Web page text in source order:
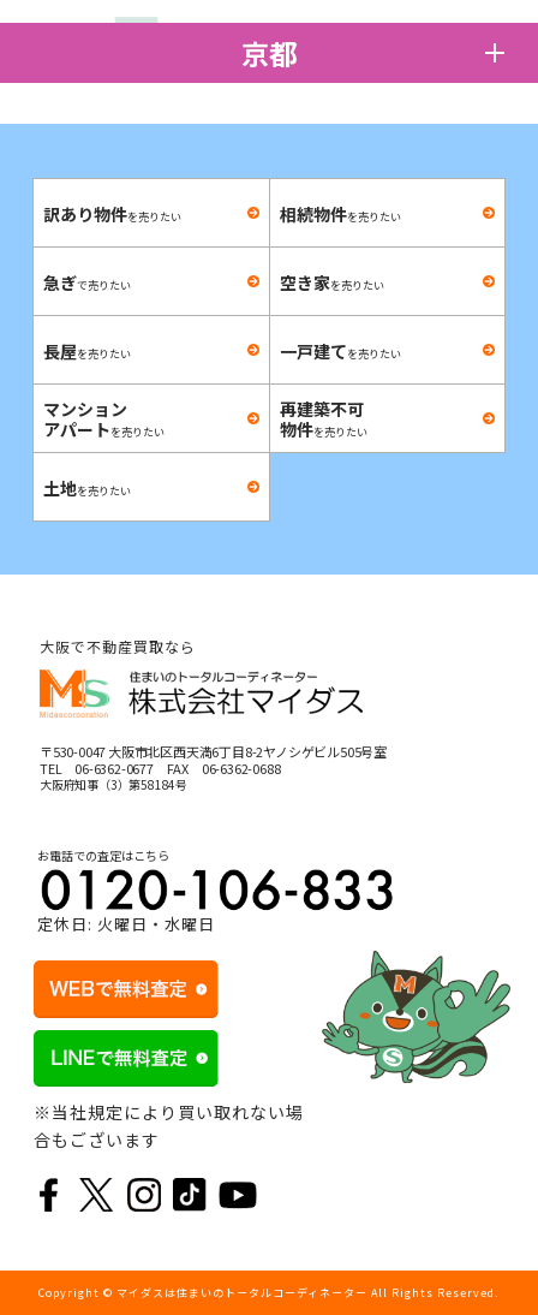
京都
訳あり物件を売りたい 相続物件を売りたい
急ぎで売りたい 空き家を売りたい
長屋を売りたい 一戸建てを売りたい
マンション
アパートを売りたい
再建築不可
物件を売りたい
土地を売りたい
大阪で不動産買取なら
〒530-0047 大阪市北区西天満6丁目8-2ヤノシゲビル505号室
TEL 06-6362-0677FAX 06-6362-0688
大阪府知事（3）第58184号
お電話での査定はこちら
定休日: 火曜日・水曜日
※当社規定により買い取れない場
合もございます
Copyright © マイダスは住まいのトータルコーディネーター All Rights Reserved.